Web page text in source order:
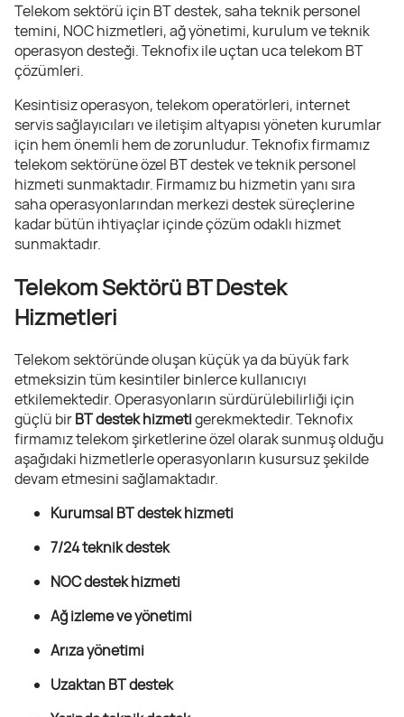
Telekom sektörü için BT destek, saha teknik personel
temini, NOC hizmetleri, ağ yönetimi, kurulum ve teknik
operasyon desteği. Teknofix ile uçtan uca telekom BT
çözümleri.
Kesintisiz operasyon, telekom operatörleri, internet
servis sağlayıcıları ve iletişim altyapısı yöneten kurumlar
için hem önemli hem de zorunludur. Teknofix firmamız
telekom sektörüne özel BT destek ve teknik personel
hizmeti sunmaktadır. Firmamız bu hizmetin yanı sıra
saha operasyonlarından merkezi destek süreçlerine
kadar bütün ihtiyaçlar içinde çözüm odaklı hizmet
sunmaktadır.
Telekom Sektörü BT Destek
Hizmetleri
Telekom sektöründe oluşan küçük ya da büyük fark
etmeksizin tüm kesintiler binlerce kullanıcıyı
etkilemektedir. Operasyonların sürdürülebilirliği için
güçlü birBT destek hizmetigerekmektedir. Teknofix
firmamız telekom şirketlerine özel olarak sunmuş olduğu
aşağıdaki hizmetlerle operasyonların kusursuz şekilde
devam etmesini sağlamaktadır.
Kurumsal BT destek hizmeti
7/24 teknik destek
NOC destek hizmeti
Ağ izleme ve yönetimi
Arıza yönetimi
Uzaktan BT destek